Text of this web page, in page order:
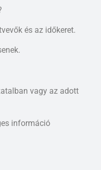
és az időkeret.
vagy az adott
információ